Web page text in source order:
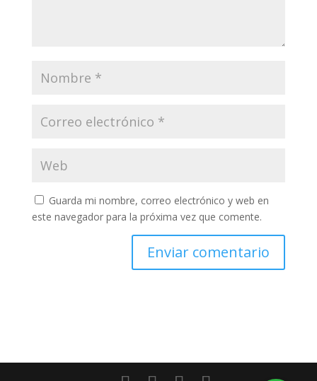
Guarda mi nombre, correo electrónico y web en
este navegador para la próxima vez que comente.